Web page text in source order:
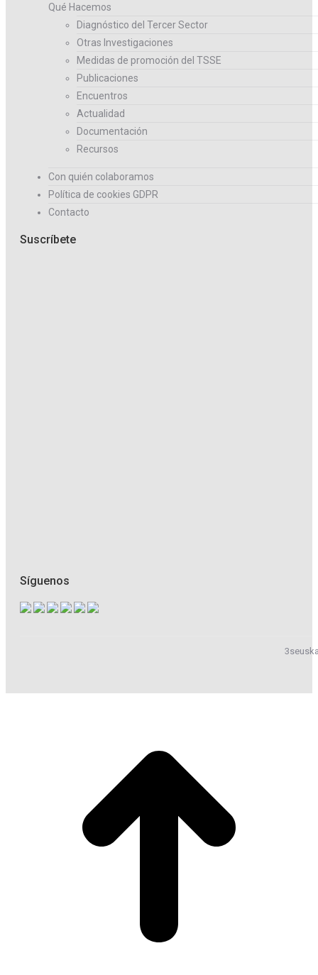
Qué Hacemos
Diagnóstico del Tercer Sector
Otras Investigaciones
Medidas de promoción del TSSE
Publicaciones
Encuentros
Actualidad
Documentación
Recursos
Con quién colaboramos
Política de cookies GDPR
Contacto
Suscríbete
Síguenos